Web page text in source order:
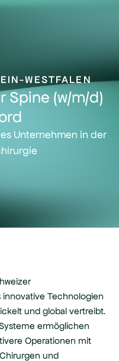
WESTFALEN
Spine (w/m/d)
Unternehmen in der
the canvas HTML tag
Technologien
und global vertreibt.
ermöglichen
Operationen mit
und